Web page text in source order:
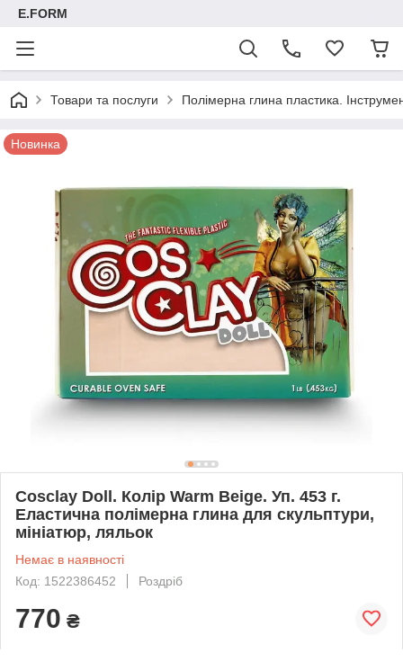
E.FORM
Товари та послуги Полімерна глина пластика.
Новинка
Cosclay Doll. Колір Warm Beige. Уп. 453 г.
Еластична полімерна глина для скульптури,
мініатюр, ляльок
Немає в наявності
Код: 1522386452
Роздріб
770 ₴